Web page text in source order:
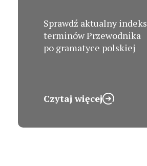
Sprawdź aktualny indeks
terminów Przewodnika
po gramatyce polskiej
Czytaj więcej